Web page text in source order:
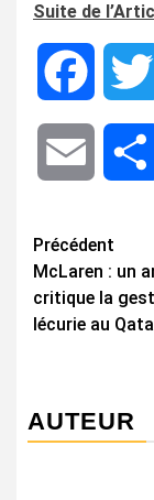
Suite de
Email
Précédent
McLaren : un
critique la
lécurie au
AUTEUR